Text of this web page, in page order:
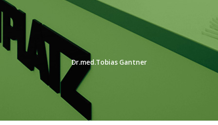
Dr.med.Tobias Gantner